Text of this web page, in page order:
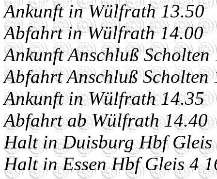
Ankunft in Wülfrath 13.50
Abfahrt in Wülfrath 14.00
Ankunft Anschluß Scholten
Abfahrt Anschluß Scholten
Ankunft in Wülfrath 14.35
Abfahrt ab Wülfrath 14.40
Halt in Duisburg Hbf Gleis
Halt in Essen Hbf Gleis 4